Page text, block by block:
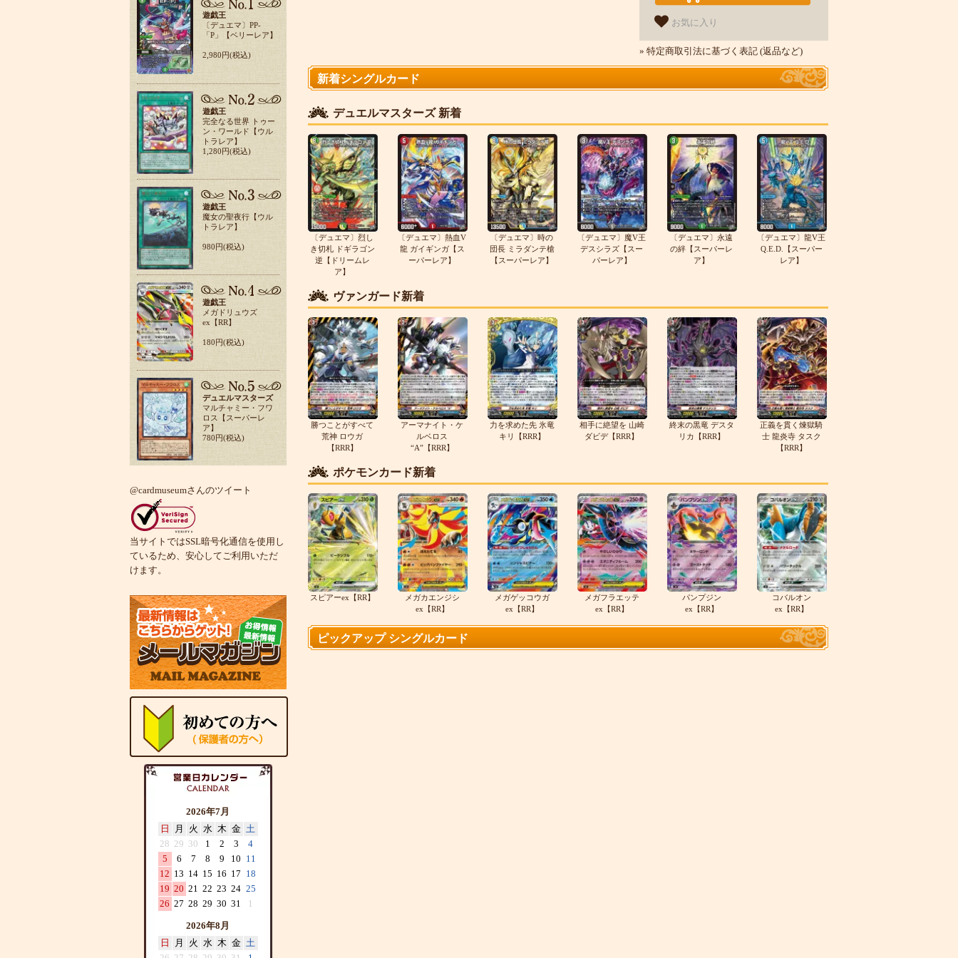
遊戯王
〔デュエマ〕PP-
「P」【ベリーレア】
2,980円(税込)
遊戯王
完全なる世界 トゥー
ン・ワールド【ウル
トラレア】
1,280円(税込)
遊戯王
魔女の聖夜行【ウル
トラレア】
980円(税込)
遊戯王
メガドリュウズ
ex【RR】
180円(税込)
デュエルマスターズ
マルチャミー・フワ
ロス【スーパーレ
ア】
780円(税込)
@cardmuseumさんのツイート
当サイトではSSL暗号化通信を使用し
ているため、安心してご利用いただ
けます。
2026年7月
日
月 火 水 木 金 土
28 29 30 1 2 3
4
5
6 7 8 9 10 11
12 13 14 15 16 17 18
19 20 21 22 23 24 25
26 27 28 29 30 31 1
2026年8月
日
月 火 水 木 金 土
お気に入り
» 特定商取引法に基づく表記 (返品など)
新着シングルカード
デュエルマスターズ 新着
〔デュエマ〕烈し
き切札 ドギラゴン
逆【ドリームレ
ア】
〔デュエマ〕熱血V
龍 ガイギンガ【ス
ーパーレア】
〔デュエマ〕時の
団長 ミラダンテ槍
【スーパーレア】
〔デュエマ〕魔V王
デスシラズ【スー
パーレア】
〔デュエマ〕永遠
の絆【スーパーレ
ア】
〔デュエマ〕龍V王
Q.E.D.【スーパー
レア】
ヴァンガード新着
勝つことがすべて
荒神 ロウガ
【RRR】
アーマナイト・ケ
ルベロス
“A”【RRR】
力を求めた先 氷竜
キリ【RRR】
相手に絶望を 山崎
ダビデ【RRR】
終末の黒竜 デスタ
リカ【RRR】
正義を貫く煉獄騎
士 龍炎寺 タスク
【RRR】
ポケモンカード新着
スピアーex【RR】
メガカエンジシ
ex【RR】
メガゲッコウガ
ex【RR】
メガフラエッテ
ex【RR】
パンプジン
ex【RR】
コバルオン
ex【RR】
ピックアップ シングルカード